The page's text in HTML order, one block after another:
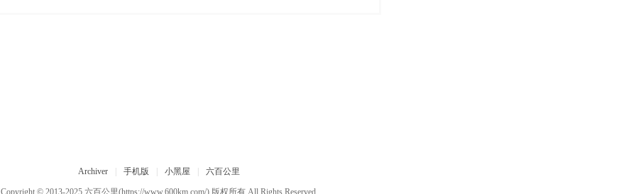
Archiver 手机版 小黑屋 六百公里
Copyright © 2013-2025 六百公里(https://www.600km.com/) 版权所有 All Rights Reserved.